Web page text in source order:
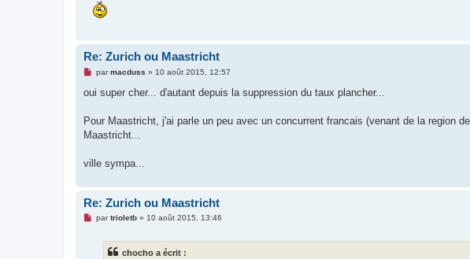
o
n
Re: Zurich ou Maastricht
M
s
g
n
l
parmacduss » 10 août 2015, 12:57
oui super cher... d'autant depuis la suppression du taux plancher...
Pour Maastricht, j'ai parle un peu avec un concurrent francais (venant de la region
Maastricht...
ville sympa...
Re: Zurich ou Maastricht
Mpartrioletb» 10 août 2015, 13:46
chocho a écrit :